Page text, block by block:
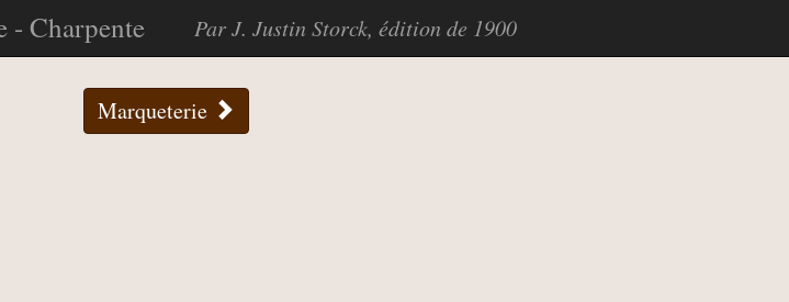
- Charpente Par J. Justin Storck, édition de 1900
Marqueterie